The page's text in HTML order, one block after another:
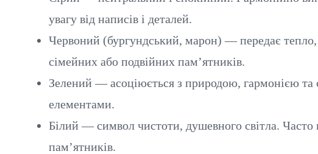
увагу від написів і деталей.
Червоний (бургундський, марон) — передає
сімейних або подвійних пам’ятників.
Зелений — асоціюється з природою, гармонією
елементами.
Білий — символ чистоти, душевного світла. Часто
пам’ятників.